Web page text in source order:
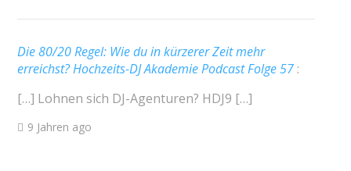
Die 80/20 Regel: Wie du in kürzerer Zeit mehr
erreichst? Hochzeits-DJ Akademie Podcast Folge 57 :
[…] Lohnen sich DJ-Agenturen? HDJ9 […]
9 Jahren ago